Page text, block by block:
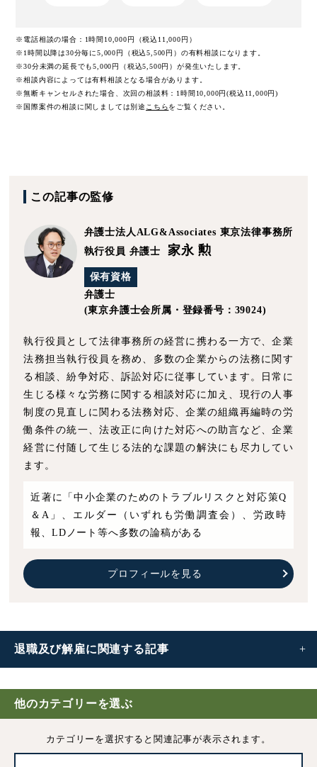
退職及び解雇に 関連する記事
退職と解雇の違い｜種類や企業の注意点などをわかりやす
く解説
正当な解雇事由とは｜解雇条件や労務上の注意点など
他のカテゴリーを選ぶ
カテゴリーを選択すると 関連記事が表示されます。
※電話相談の場合：1時間10,000円（税込11,000円）
※1時間以降は30分毎に5,000円（税込5,500円）の有料相談になります。
※30分未満の延長でも5,000円（税込5,500円）が発生いたします。
※相談内容によっては有料相談となる場合があります。
※無断キャンセルされた場合、次回の相談料：1時間10,000円(税込11,000円)
※国際案件の相談に関しましては別途 こちらをご覧ください。
この記事の監修
弁護士法人ALG&Associates 東京法律事務所
執行役員 弁護士
家永 勲
保有資格
弁護士
(東京弁護士会所属・登録番号：39024)
執行役員として法律事務所の経営に携わる一方で、企業
法務担当執行役員を務め、多数の企業からの法務に関す
る相談、紛争対応、訴訟対応に従事しています。日常に
生じる様々な労務に関する相談対応に加え、現行の人事
制度の見直しに関わる法務対応、企業の組織再編時の労
働条件の統一、法改正に向けた対応への助言など、企業
経営に付随して生じる法的な課題の解決にも尽力してい
ます。
近著に「中小企業のためのトラブルリスクと対応策Q
＆A」、エルダー（いずれも労働調査会）、労政時
報、LDノート等へ多数の論稿がある
プロフィールを見る